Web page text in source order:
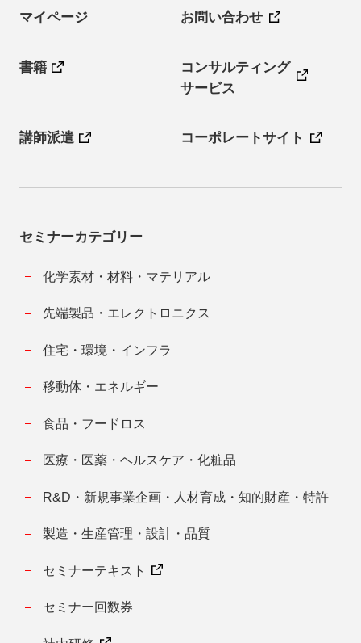
マイページ お問い合わせ
書籍
コンサルティング
サービス
講師派遣 コーポレートサイト
セミナーカテゴリー
化学素材・材料・マテリアル
先端製品・エレクトロニクス
住宅・環境・インフラ
移動体・エネルギー
食品・フードロス
医療・医薬・ヘルスケア・化粧品
R&D・新規事業企画・人材育成・知的財産・特許
製造・生産管理・設計・品質
セミナーテキスト
セミナー回数券